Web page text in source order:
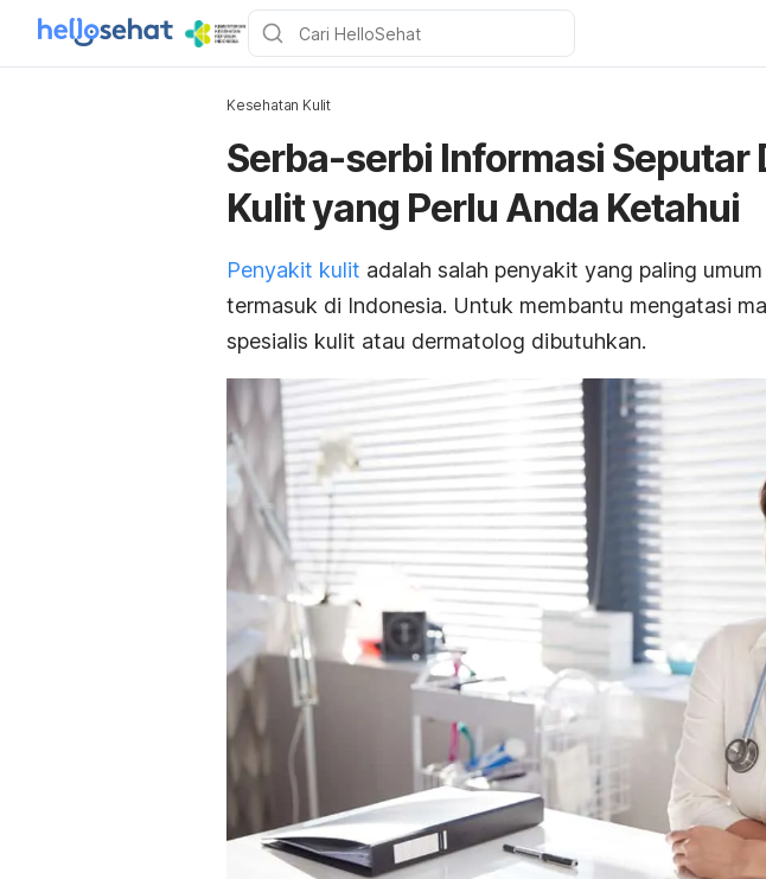
Kesehatan Kulit
Serba-serbi Informasi Seputar
Kulit yang Perlu Anda Ketahui
Penyakit kulit adalah salah penyakit yang paling
termasuk di Indonesia. Untuk membantu mengatasi
spesialis kulit atau dermatolog dibutuhkan.